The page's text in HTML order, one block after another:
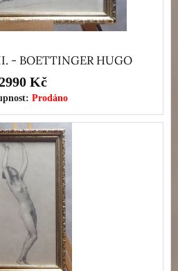
- BOETTINGER HUGO
Kč
Prodáno